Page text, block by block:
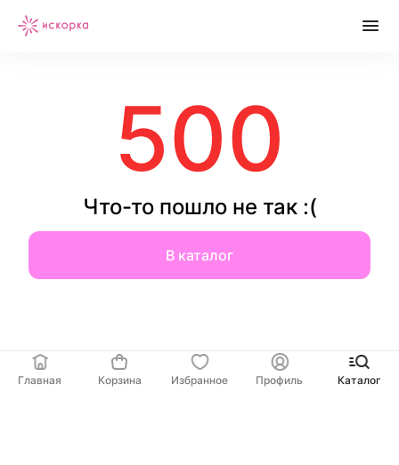
500
Что-то пошло не так :(
В каталог
Главная Корзина Избранное Профиль Каталог